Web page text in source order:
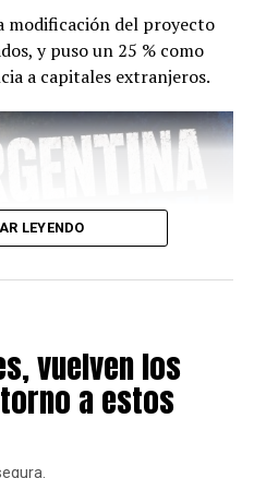
modificación del proyecto
y puso un 25 % como
a capitales extranjeros.
LEYENDO
vuelven los
a estos